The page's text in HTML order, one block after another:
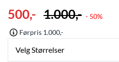
500,- 1.000,- - 50%
Førpris 1.000,-
Velg Størrelser